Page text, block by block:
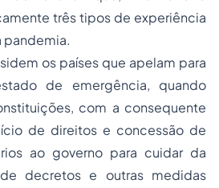
três tipos de experiência
pandemia.
os países que apelam para
de emergência, quando
com a consequente
de direitos e concessão de
ao governo para cuidar da
decretos e outras medidas